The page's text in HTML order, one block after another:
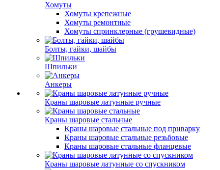
Хомуты
Хомуты крепежные
Хомуты ремонтные
Хомуты спринклерные (грушевидные)
Болты, гайки, шайбы
Шпильки
Анкеры
Краны шаровые латунные ручные
Краны шаровые стальные
Краны шаровые стальные под приварку
Краны шаровые стальные резьбовые
Краны шаровые стальные фланцевые
Краны шаровые латунные со спускником